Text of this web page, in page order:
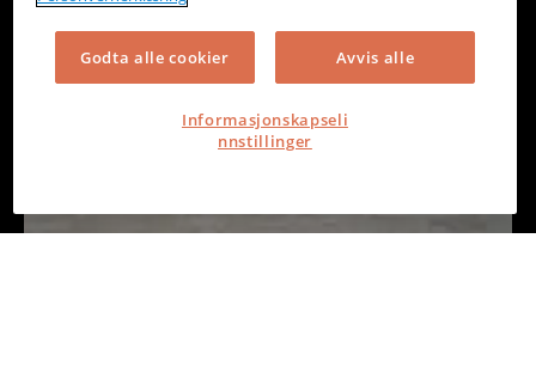
Godta alle cookier Avvis alle
Informasjonskapseli
nnstillinger